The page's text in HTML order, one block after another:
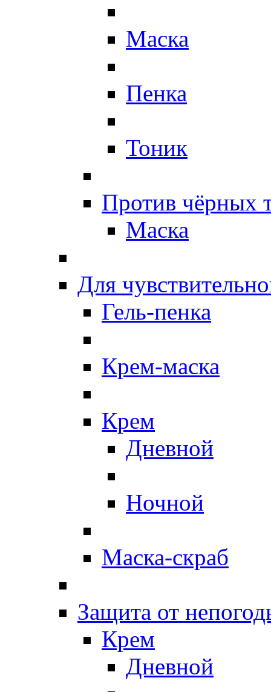
Маска
Пенка
Тоник
Против чёрных
Маска
Для
Гель-пенка
Крем-маска
Крем
Дневной
Ночной
Маска-скраб
Защита от
Крем
Дневной